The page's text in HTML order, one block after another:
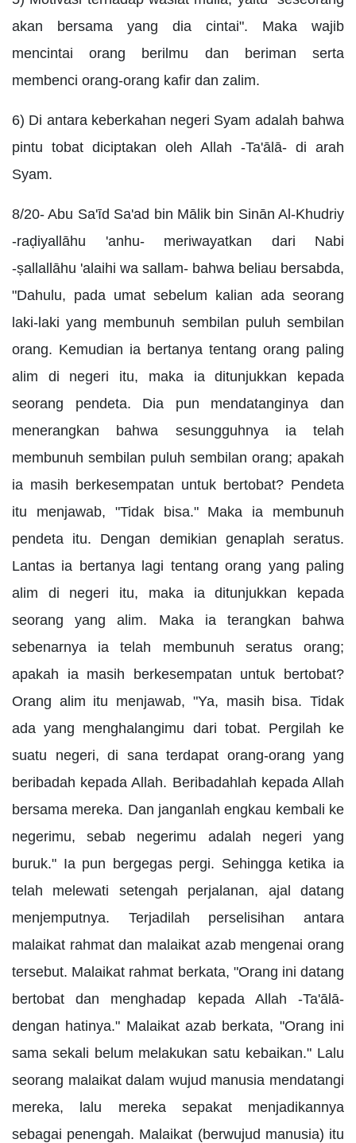
akan bersama yang dia cintai". Maka wajib
mencintai orang berilmu dan beriman serta
membenci orang-orang kafir dan zalim.
6) Di antara keberkahan negeri Syam adalah bahwa
pintu tobat diciptakan oleh Allah -Ta'ālā- di arah
Syam.
8/20- Abu Sa'īd Sa'ad bin Mālik bin Sinān Al-Khudriy
-raḍiyallāhu 'anhu- meriwayatkan dari Nabi
-ṣallallāhu 'alaihi wa sallam- bahwa beliau bersabda,
"Dahulu, pada umat sebelum kalian ada seorang
laki-laki yang membunuh sembilan puluh sembilan
orang. Kemudian ia bertanya tentang orang paling
alim di negeri itu, maka ia ditunjukkan kepada
seorang pendeta. Dia pun mendatanginya dan
menerangkan bahwa sesungguhnya ia telah
membunuh sembilan puluh sembilan orang; apakah
ia masih berkesempatan untuk bertobat? Pendeta
itu menjawab, "Tidak bisa." Maka ia membunuh
pendeta itu. Dengan demikian genaplah seratus.
Lantas ia bertanya lagi tentang orang yang paling
alim di negeri itu, maka ia ditunjukkan kepada
seorang yang alim. Maka ia terangkan bahwa
sebenarnya ia telah membunuh seratus orang;
apakah ia masih berkesempatan untuk bertobat?
Orang alim itu menjawab, "Ya, masih bisa. Tidak
ada yang menghalangimu dari tobat. Pergilah ke
suatu negeri, di sana terdapat orang-orang yang
beribadah kepada Allah. Beribadahlah kepada Allah
bersama mereka. Dan janganlah engkau kembali ke
negerimu, sebab negerimu adalah negeri yang
buruk." Ia pun bergegas pergi. Sehingga ketika ia
telah melewati setengah perjalanan, ajal datang
menjemputnya. Terjadilah perselisihan antara
malaikat rahmat dan malaikat azab mengenai orang
tersebut. Malaikat rahmat berkata, "Orang ini datang
bertobat dan menghadap kepada Allah -Ta'ālā-
dengan hatinya." Malaikat azab berkata, "Orang ini
sama sekali belum melakukan satu kebaikan." Lalu
seorang malaikat dalam wujud manusia mendatangi
mereka, lalu mereka sepakat menjadikannya
sebagai penengah. Malaikat (berwujud manusia) itu